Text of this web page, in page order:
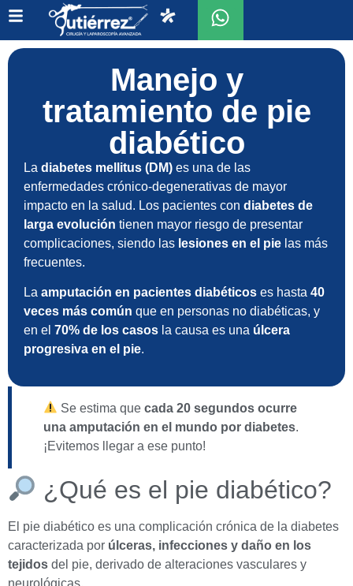
Manejo y
tratamiento de pie
diabético
La diabetes mellitus (DM) es una de las
enfermedades crónico-degenerativas de mayor
impacto en la salud. Los pacientes con diabetes de
larga evolución tienen mayor riesgo de presentar
complicaciones, siendo las lesiones en el pie las más
frecuentes.
La amputación en pacientes diabéticos es hasta 40
veces más común que en personas no diabéticas, y
en el 70% de los casos la causa es una úlcera
progresiva en el pie.
Se estima quecada 20 segundos ocurre
una amputación en el mundo por diabetes.
¡Evitemos llegar a ese punto!
¿Qué es el pie diabético?
El pie diabético es una complicación crónica de la diabetes
caracterizada por úlceras, infecciones y daño en los
tejidos del pie, derivado de alteraciones vasculares y
neurológicas.